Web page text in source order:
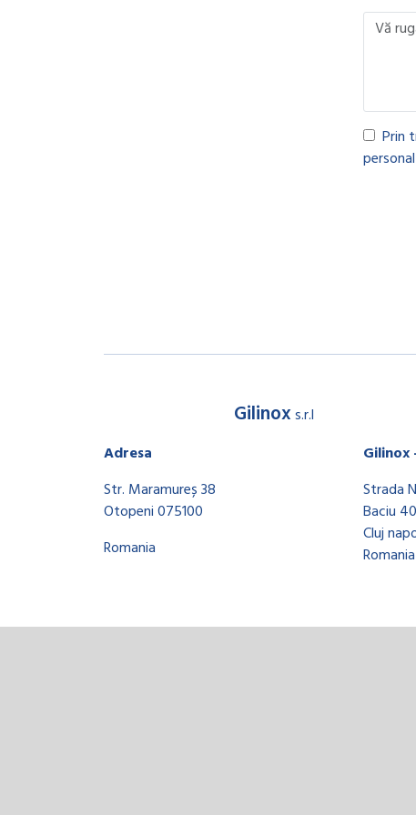
Prin
Gilinoxs.r.l
Adresa
Str. Maramureș 38
Otopeni 075100
Romania
Gilinox
Strada
Baciu
Cluj
Romania